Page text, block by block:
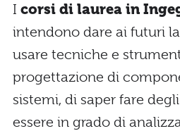
I corsi di laurea in
intendono dare ai futuri
usare tecniche e
progettazione di
sistemi, di saper fare
essere in grado di